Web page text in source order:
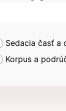
Sedacia časť a
Korpus a